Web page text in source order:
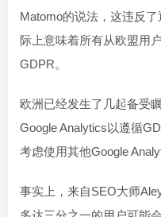
Matomo的说法，这违反
际上意味着所有从欧盟用
GDPR。
欧洲已经发生了几起备受
Google Analytics以遵循
考虑使用其他Google
事实上，来自SEO大师